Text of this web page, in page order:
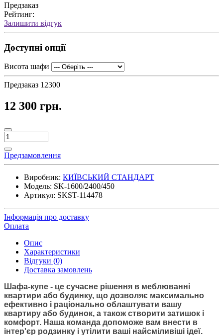
Предзаказ
Рейтинг:
Залишити відгук
Доступні опції
Висота шафи
Предзаказ 12300
12 300 грн.
Предзамовлення
Виробник: КИЇВСЬКИЙ СТАНДАРТ
Модель: SK-1600/2400/450
Артикул: SKST-114478
Інформація про доставку
Оплата
Опис
Характеристики
Відгуки (0)
Доставка замовлень
Шафа-купе - це сучасне рішення в меблюванні
квартири або будинку, що дозволяє максимально
ефективно і раціонально облаштувати вашу
квартиру або будинок, а також створити затишок і
комфорт. Наша команда допоможе вам внести в
інтер'єр родзинку і утілити ваші найсміливіші ідеї.